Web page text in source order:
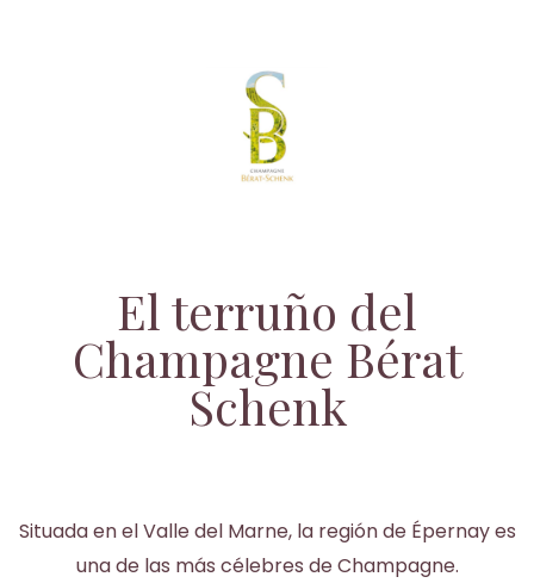
El terruño del
Champagne Bérat
Schenk
Situada en el Valle del Marne, la región de Épernay es
una de las más célebres de Champagne.